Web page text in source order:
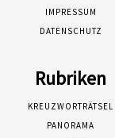
IMPRESSUM
DATENSCHUTZ
Rubriken
KREUZWORTRÄTSEL
PANORAMA